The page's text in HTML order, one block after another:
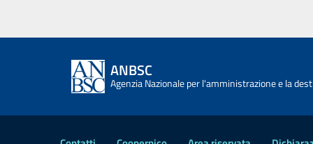
ANBSC
Agenzia Nazionale per l'amministrazione e la